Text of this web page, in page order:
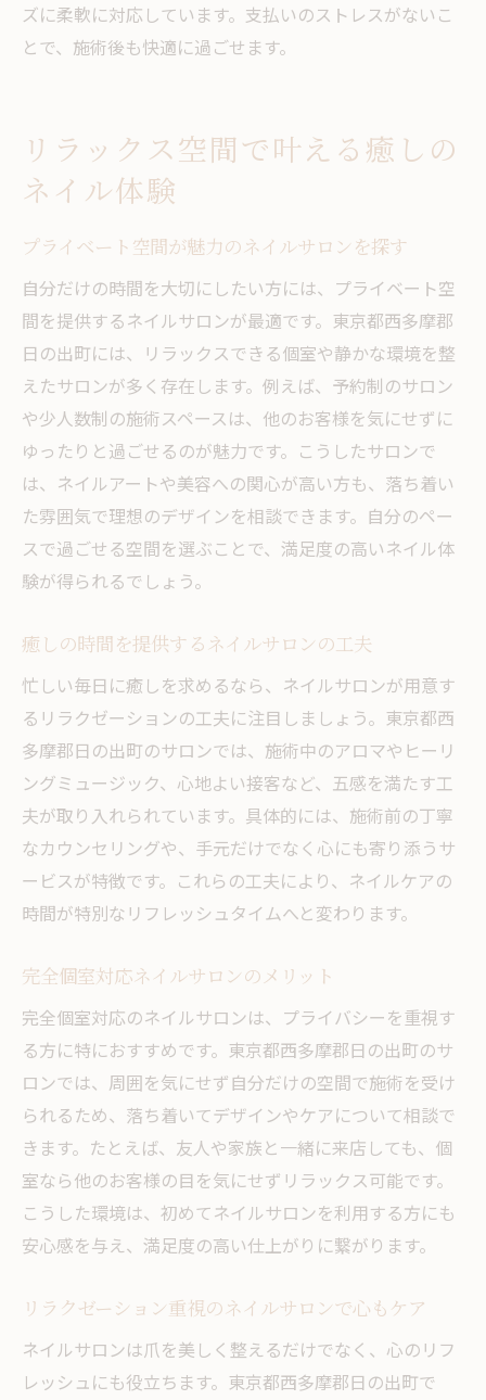
ズに柔軟に対応しています。支払いのストレスがないこ
とで、施術後も快適に過ごせます。
リラックス空間で叶える癒しの
ネイル体験
プライベート空間が魅力のネイルサロンを探す
自分だけの時間を大切にしたい方には、プライベート空
間を提供するネイルサロンが最適です。東京都西多摩郡
日の出町には、リラックスできる個室や静かな環境を整
えたサロンが多く存在します。例えば、予約制のサロン
や少人数制の施術スペースは、他のお客様を気にせずに
ゆったりと過ごせるのが魅力です。こうしたサロンで
は、ネイルアートや美容への関心が高い方も、落ち着い
た雰囲気で理想のデザインを相談できます。自分のペー
スで過ごせる空間を選ぶことで、満足度の高いネイル体
験が得られるでしょう。
癒しの時間を提供するネイルサロンの工夫
忙しい毎日に癒しを求めるなら、ネイルサロンが用意す
るリラクゼーションの工夫に注目しましょう。東京都西
多摩郡日の出町のサロンでは、施術中のアロマやヒーリ
ングミュージック、心地よい接客など、五感を満たす工
夫が取り入れられています。具体的には、施術前の丁寧
なカウンセリングや、手元だけでなく心にも寄り添うサ
ービスが特徴です。これらの工夫により、ネイルケアの
時間が特別なリフレッシュタイムへと変わります。
完全個室対応ネイルサロンのメリット
完全個室対応のネイルサロンは、プライバシーを重視す
る方に特におすすめです。東京都西多摩郡日の出町のサ
ロンでは、周囲を気にせず自分だけの空間で施術を受け
られるため、落ち着いてデザインやケアについて相談で
きます。たとえば、友人や家族と一緒に来店しても、個
室なら他のお客様の目を気にせずリラックス可能です。
こうした環境は、初めてネイルサロンを利用する方にも
安心感を与え、満足度の高い仕上がりに繋がります。
リラクゼーション重視のネイルサロンで心もケア
ネイルサロンは爪を美しく整えるだけでなく、心のリフ
レッシュにも役立ちます。東京都西多摩郡日の出町で